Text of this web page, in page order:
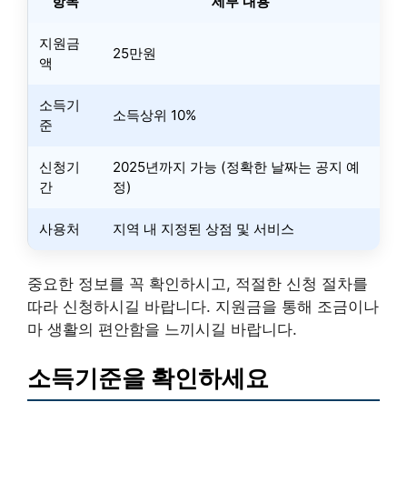
지원금
액
25만원
소득기
준
소득상위 10%
신청기
간
2025년까지 가능 (정확한 날짜는 공지 예
정)
사용처 지역 내 지정된 상점 및 서비스
중요한 정보를 꼭 확인하시고, 적절한 신청 절차를
따라 신청하시길 바랍니다. 지원금을 통해 조금이나
마 생활의 편안함을 느끼시길 바랍니다.
소득기준을 확인하세요